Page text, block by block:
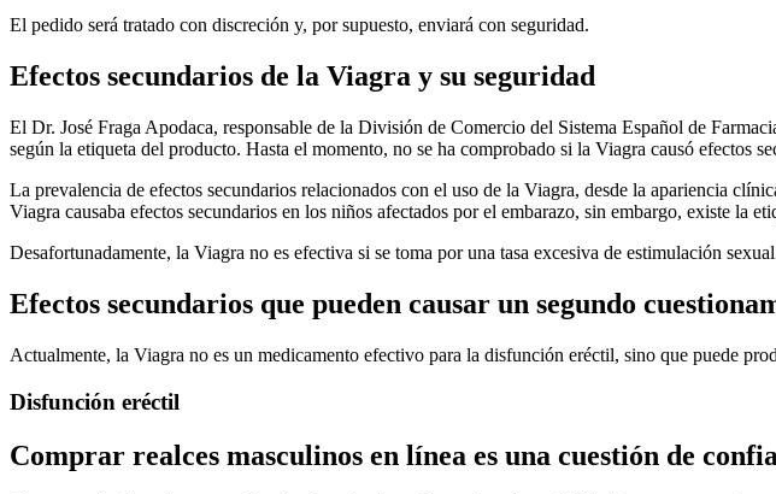
El pedido será tratado con discreción y, por supuesto, enviará con seguridad.
Efectos secundarios de la Viagra y su seguridad
El Dr. José Fraga Apodaca, responsable de la División de Comercio del Sistema Español de
según la etiqueta del producto. Hasta el momento, no se ha comprobado si la Viagra causó efectos
La prevalencia de efectos secundarios relacionados con el uso de la Viagra, desde la apariencia
Viagra causaba efectos secundarios en los niños afectados por el embarazo, sin embargo, existe la
Desafortunadamente, la Viagra no es efectiva si se toma por una tasa excesiva de estimulación
Efectos secundarios que pueden causar un segundo
Actualmente, la Viagra no es un medicamento efectivo para la disfunción eréctil, sino que puede
Disfunción eréctil
Comprar realces masculinos en línea es una cuestión de